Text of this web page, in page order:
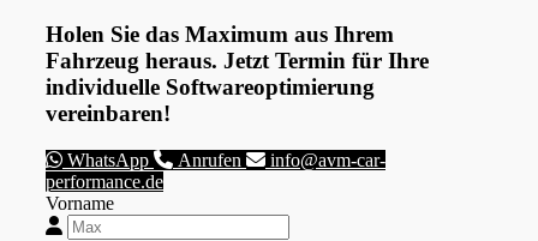
Holen Sie das Maximum aus Ihrem
Fahrzeug heraus. Jetzt Termin für Ihre
individuelle Softwareoptimierung
vereinbaren!
WhatsApp Anrufen
info@avm-car-
performance.de
Vorname